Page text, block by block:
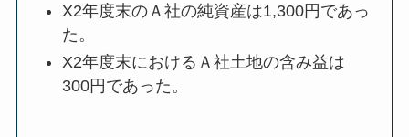
X2年度末のＡ社の純資産は1,300円であっ
た。
X2年度末におけるＡ社土地の含み益は
300円であった。